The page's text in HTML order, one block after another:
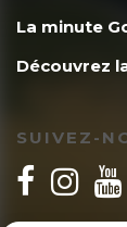
La minute
Découvrez
SUIVEZ-